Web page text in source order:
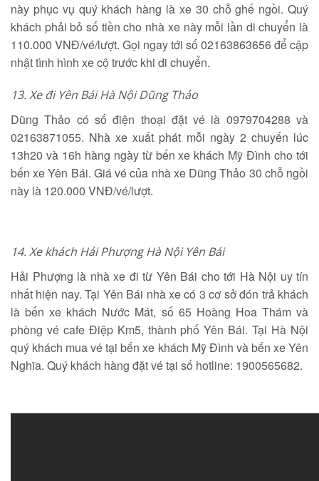
này phục vụ quý khách hàng là xe 30 chỗ ghế ngồi. Quý
khách phải bỏ số tiền cho nhà xe này mỗi lần di chuyển là
110.000 VNĐ/vé/lượt. Gọi ngay tới số 02163863656 để cập
nhật tình hình xe cộ trước khi di chuyển.
13.Xe đi Yên Bái Hà Nội Dũng Thảo
Dũng Thảo có số điện thoại đặt vé là 0979704288 và
02163871055. Nhà xe xuất phát mỗi ngày 2 chuyến lúc
13h20 và 16h hàng ngày từ bến xe khách Mỹ Đình cho tới
bến xe Yên Bái. Giá vé của nhà xe Dũng Thảo 30 chỗ ngồi
này là 120.000 VNĐ/vé/lượt.
14.Xe khách Hải Phượng Hà Nội Yên Bái
Hải Phượng là nhà xe đi từ Yên Bái cho tới Hà Nội uy tín
nhất hiện nay. Tại Yên Bái nhà xe có 3 cơ sở đón trả khách
là bến xe khách Nước Mát, số 65 Hoàng Hoa Thám và
phòng vé cafe Điệp Km5, thành phố Yên Bái. Tại Hà Nội
quý khách mua vé tại bến xe khách Mỹ Đình và bến xe Yên
Nghĩa. Quý khách hàng đặt vé tại số hotline: 1900565682.